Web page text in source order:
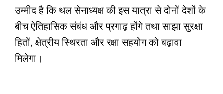
उम्मीद है कि थल सेनाध्यक्ष की इस यात्रा से दोनों देशों के
बीच ऐतिहासिक संबंध और प्रगाढ़ होंगे तथा साझा सुरक्षा
हितों, क्षेत्रीय स्थिरता और रक्षा सहयोग को बढ़ावा
मिलेगा।